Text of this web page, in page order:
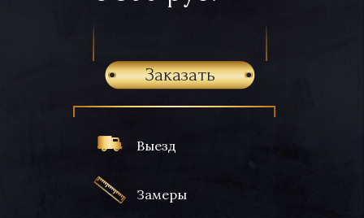
Выезд
Замеры
Заказать